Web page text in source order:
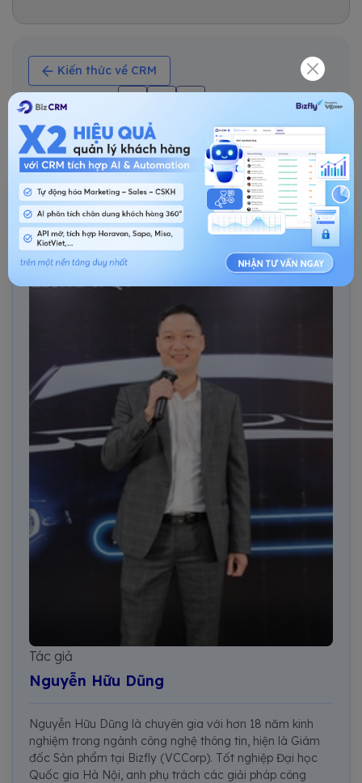
Kiến thức về CRM
Chia sẻ bài viết
Tác giả
Nguyễn Hữu Dũng
Nguyễn Hữu Dũng là chuyên gia với hơn 18 năm kinh
nghiệm trong ngành công nghệ thông tin, hiện là Giám
đốc Sản phẩm tại Bizfly (VCCorp). Tốt nghiệp Đại học
Quốc gia Hà Nội, anh phụ trách các giải pháp công